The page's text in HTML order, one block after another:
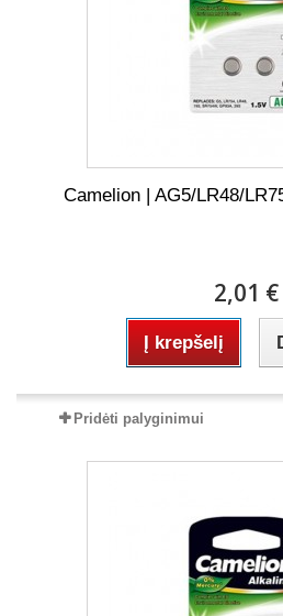
Camelion | AG5/LR48/
2,01 €
Į krepšelį
Pridėti palyginimui